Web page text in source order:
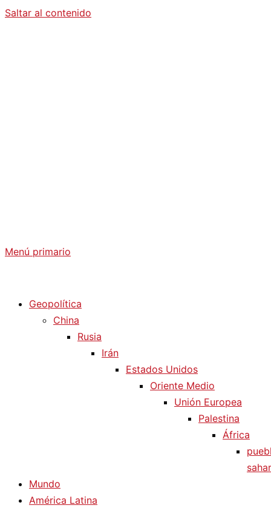
Saltar al contenido
Menú primario
Geopolítica
China
Rusia
Irán
Estados Unidos
Oriente Medio
Unión Europea
Palestina
África
Mundo
América Latina